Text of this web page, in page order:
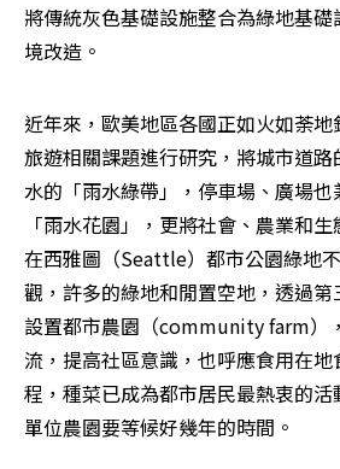
將傳統灰色基礎設施整合為綠地基
境改造。
近年來，歐美地區各國正如火如荼
旅遊相關課題進行研究，將城市道
水的「雨水綠帶」，停車場、廣場
「雨水花園」，更將社會、農業和
在西雅圖（Seattle）都市公園綠地
觀，許多的綠地和閒置空地，透過第
設置都市農園（community farm）
流，提高社區意識，也呼應食用在
程，種菜已成為都市居民最熱衷的
單位農園要等候好幾年的時間。